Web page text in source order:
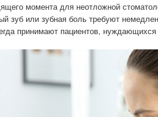
момента для неотложной
зуб или зубная боль требуют
принимают пациентов,